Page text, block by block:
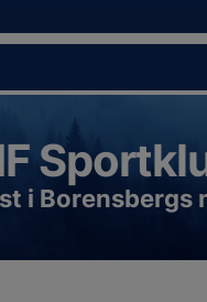
i Borensbergs